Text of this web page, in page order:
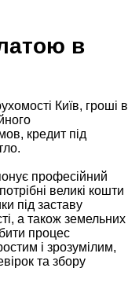
в
Київ, гроші в
кредит під
професійний
великі кошти
під заставу
а також земельних
процес
і зрозумілим,
та збору